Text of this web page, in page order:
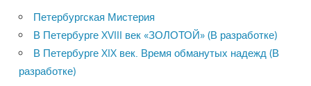
Петербургская Мистерия
В Петербурге XVIII век «ЗОЛОТОЙ» (В разработке)
В Петербурге XIX век. Время обманутых надежд (В
разработке)